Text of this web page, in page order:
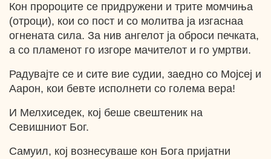
Кон пророците се придружени и трите момчиња
(отроци), кои со пост и со молитва ја изгаснаа
огнената сила. За нив ангелот ја оброси печката,
а со пламенот го изгоре мачителот и го умртви.
Радувајте се и сите вие судии, заедно со Мојсеј и
Аарон, кои бевте исполнети со голема вера!
И Мелхиседек, кој беше свештеник на
Севишниот Бог.
Самуил, кој вознесуваше кон Бога пријатни